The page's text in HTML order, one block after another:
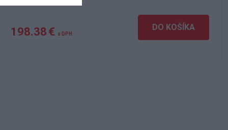
198.38 € s DPH
DO KOŠÍKA